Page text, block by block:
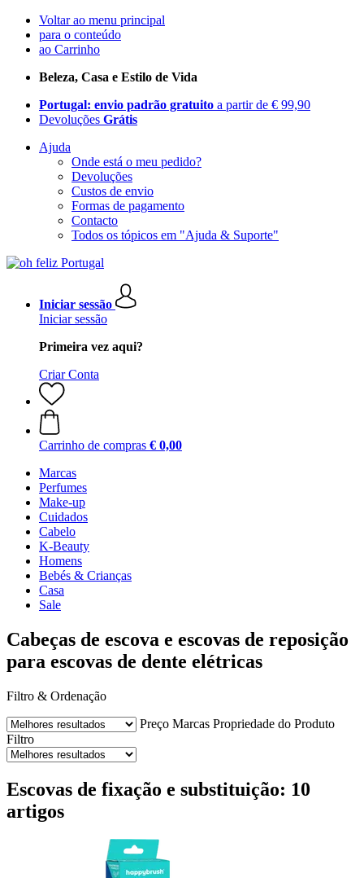
Voltar ao menu principal
para o conteúdo
ao Carrinho
Beleza, Casa e Estilo de Vida
Portugal: envio padrão gratuito a partir de € 99,90
Devoluções Grátis
Ajuda
Onde está o meu pedido?
Devoluções
Custos de envio
Formas de pagamento
Contacto
Todos os tópicos em "Ajuda & Suporte"
Iniciar sessão
Iniciar sessão
Primeira vez aqui?
Criar Conta
Carrinho de compras € 0,00
Marcas
Perfumes
Make-up
Cuidados
Cabelo
K-Beauty
Homens
Bebés & Crianças
Casa
Sale
Cabeças de escova e escovas de reposição
para escovas de dente elétricas
Filtro & Ordenação
Preço Marcas Propriedade do Produto
Filtro
Escovas de fixação e substituição: 10
artigos